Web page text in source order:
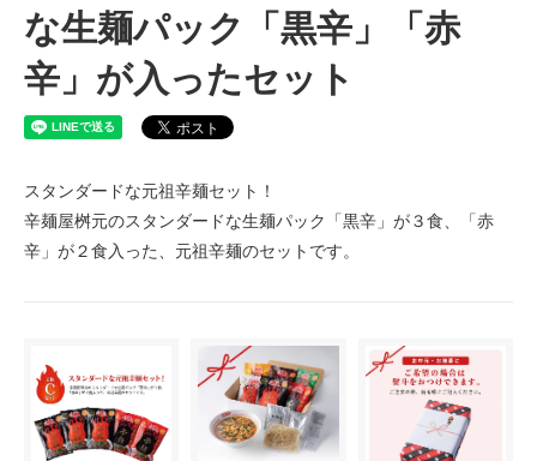
な生麺パック「黒辛」「赤
辛」が入ったセット
スタンダードな元祖辛麺セット！
辛麺屋桝元のスタンダードな生麺パック「黒辛」が３食、「赤
辛」が２食入った、元祖辛麺のセットです。